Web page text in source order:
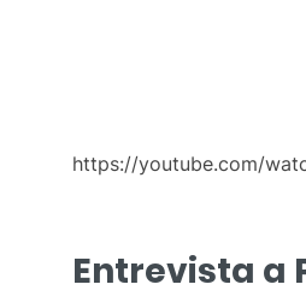
https://youtube.com/
Entrevista a